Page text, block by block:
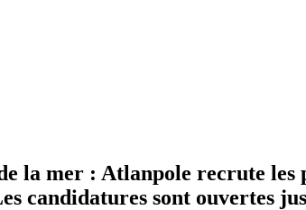
la mer : Atlanpole recrute
candidatures sont ouvertes